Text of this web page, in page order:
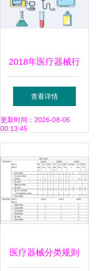
2018年医疗器械行
业十大发展趋势
查看详情
更新时间：2026-08-06
00:13:45
医疗器械分类规则